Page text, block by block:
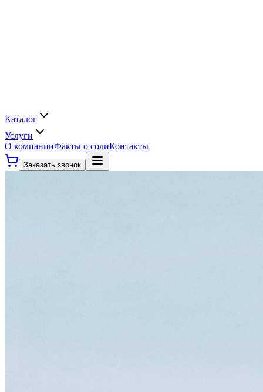
Каталог
Услуги
О компанииФакты о солиКонтакты
Заказать звонок